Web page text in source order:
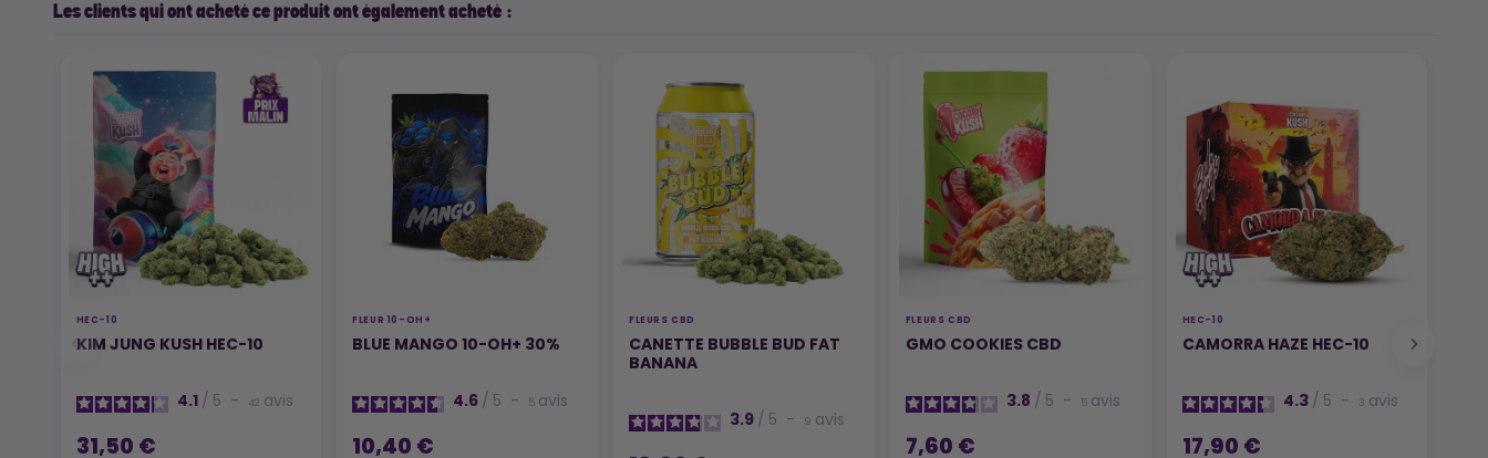
Les clients qui ont acheté ce produit ont également acheté :
HEC-10
KIM JUNG KUSH HEC-10
4.1 / 5 - 42 avis
31,50 €
FLEUR 10-OH+
BLUE MANGO 10-OH+ 30%
4.6 / 5 - 5 avis
10,40 €
FLEURS CBD
CANETTE BUBBLE BUD FAT
BANANA
3.9 / 5 - 9 avis
FLEURS CBD
GMO COOKIES CBD
3.8 / 5 - 5 avis
7,60 €
HEC-10
CAMORRA HAZE HEC-10
4.3 / 5 - 3 avis
17,90 €